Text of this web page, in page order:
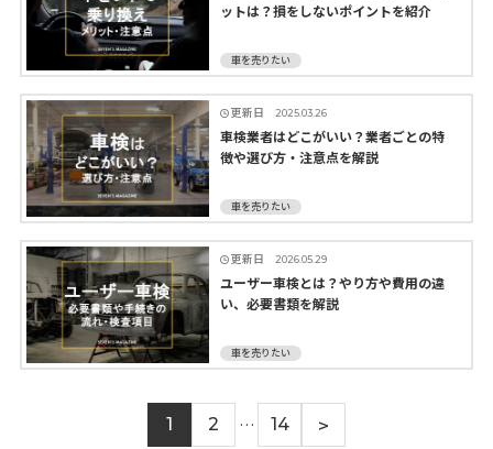
ットは？損をしないポイントを紹介
車を売りたい
更新日 2025.03.26
車検業者はどこがいい？業者ごとの特
徴や選び方・注意点を解説
車を売りたい
更新日 2026.05.29
ユーザー車検とは？やり方や費用の違
い、必要書類を解説
車を売りたい
1 2 … 14 >